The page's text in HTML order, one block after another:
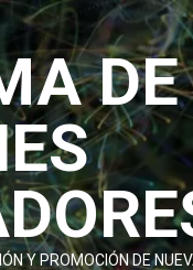
DE
Y PROMOCIÓN DE